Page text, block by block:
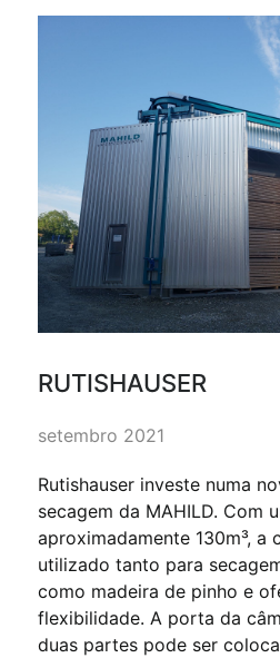
RUTISHAUSER
setembro 2021
Rutishauser investe numa
secagem da MAHILD. Com
aproximadamente 130m³, a
utilizado tanto para
como madeira de pinho e
flexibilidade. A porta da
duas partes pode ser